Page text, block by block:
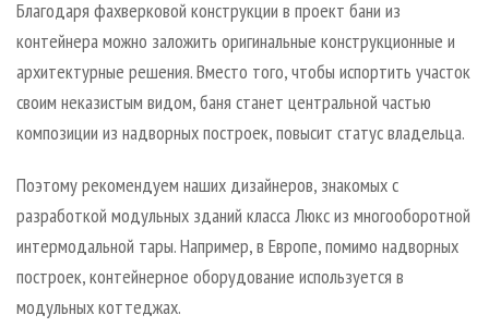
Благодаря фахверковой конструкции в проект бани из
контейнера можно заложить оригинальные конструкционные и
архитектурные решения. Вместо того, чтобы испортить участок
своим неказистым видом, баня станет центральной частью
композиции из надворных построек, повысит статус владельца.
Поэтому рекомендуем наших дизайнеров, знакомых с
разработкой модульных зданий класса Люкс из многооборотной
интермодальной тары. Например, в Европе, помимо надворных
построек, контейнерное оборудование используется в
модульных коттеджах.